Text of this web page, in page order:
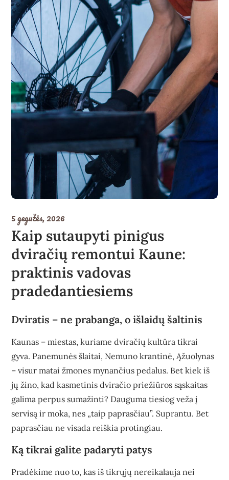
5 gegužės, 2026
Kaip sutaupyti pinigus
dviračių remontui Kaune:
praktinis vadovas
pradedantiesiems
Dviratis – ne prabanga, o išlaidų šaltinis
Kaunas – miestas, kuriame dviračių kultūra tikrai
gyva. Panemunės šlaitai, Nemuno krantinė, Ąžuolynas
– visur matai žmones mynančius pedalus. Bet kiek iš
jų žino, kad kasmetinis dviračio priežiūros sąskaitas
galima perpus sumažinti? Dauguma tiesiog veža į
servisą ir moka, nes „taip paprasčiau”. Suprantu. Bet
paprasčiau ne visada reiškia protingiau.
Ką tikrai galite padaryti patys
Pradėkime nuo to, kas iš tikrųjų nereikalauja nei